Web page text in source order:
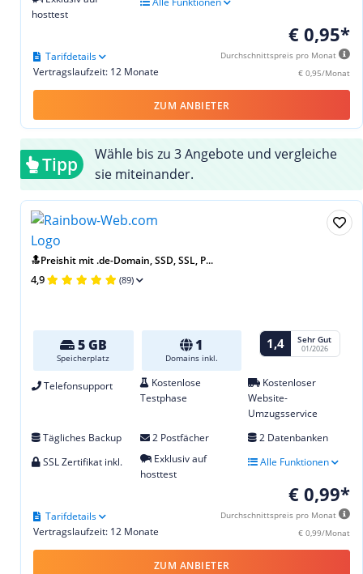
hosttest
€ 0,95*
Durchschnittspreis pro Monat
€ 0,95/Monat
Vertragslaufzeit: 12 Monate
Tarifdetails
ZUM ANBIETER
Tipp
Wähle bis zu 3 Angebote und vergleiche
sie miteinander.
🔝Preishit mit .de-Domain, SSD, SSL, P...
4,9 (89)
5 GB
Speicherplatz
1
Domains inkl.
1,4 Sehr Gut
01/2026
Telefonsupport
Kostenlose
Testphase
Kostenloser
Website-
Umzugsservice
Tägliches Backup
2 Postfächer
2 Datenbanken
SSL Zertifikat inkl.
Exklusiv auf
hosttest
Alle Funktionen
€ 0,99*
Durchschnittspreis pro Monat
€ 0,99/Monat
Vertragslaufzeit: 12 Monate
Tarifdetails
ZUM ANBIETER